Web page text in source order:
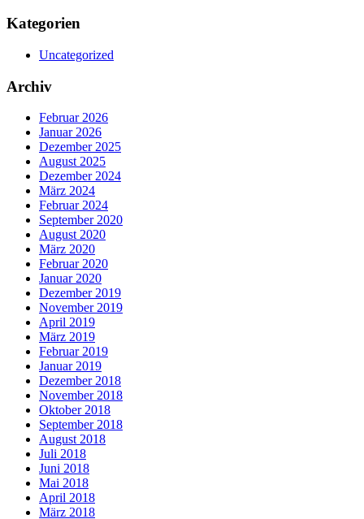
Kategorien
Uncategorized
Archiv
Februar 2026
Januar 2026
Dezember 2025
August 2025
Dezember 2024
März 2024
Februar 2024
September 2020
August 2020
März 2020
Februar 2020
Januar 2020
Dezember 2019
November 2019
April 2019
März 2019
Februar 2019
Januar 2019
Dezember 2018
November 2018
Oktober 2018
September 2018
August 2018
Juli 2018
Juni 2018
Mai 2018
April 2018
März 2018